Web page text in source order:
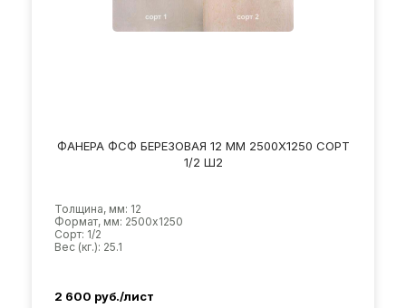
ФАНЕРА ФСФ БЕРЕЗОВАЯ 12 ММ 2500Х1250 СОРТ
1/2 Ш2
Толщина, мм: 12
Формат, мм: 2500х1250
Сорт: 1/2
Вес (кг.): 25.1
2 600 руб./лист